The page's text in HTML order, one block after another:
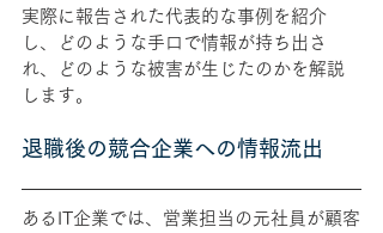
実際に報告された代表的な事例を紹介
し、どのような手口で情報が持ち出さ
れ、どのような被害が生じたのかを解説
します。
退職後の競合企業への情報流出
あるIT企業では、営業担当の元社員が顧客